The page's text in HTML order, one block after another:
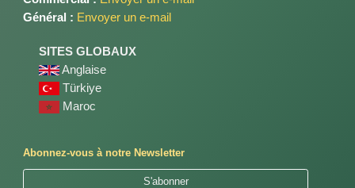
Général : Envoyer un e-mail
SITES GLOBAUX
Anglaise
Türkiye
Maroc
Abonnez-vous à notre Newsletter
S'abonner